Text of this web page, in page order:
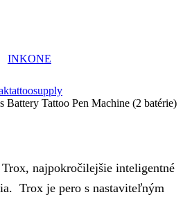
INKONE
Tattoo Pen Machine (2 batérie)
najpokročilejšie inteligentné
Trox je pero s nastaviteľným